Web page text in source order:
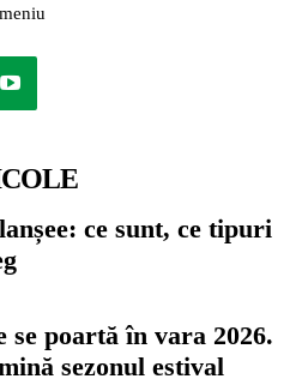
ce sunt, ce tipuri
se poartă în vara 2026.
sezonul estival